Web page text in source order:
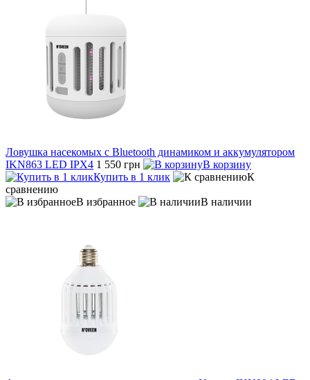
Ловушка насекомых с Bluetooth динамиком и аккумулятором
IKN863 LED IPX4 1 550 грн
В корзину
Купить в 1 клик
К
сравнению
В избранное
В наличии